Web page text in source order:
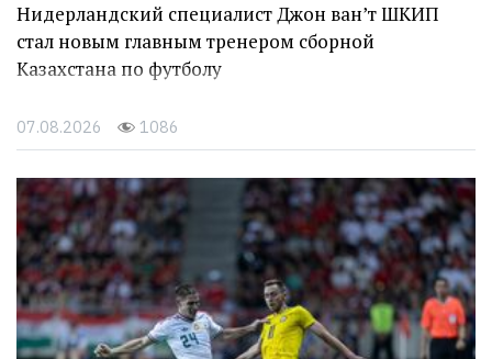
Нидерландский специалист Джон ван’т ШКИП
стал новым главным тренером сборной
Казахстана по футболу
07.08.2026 1086